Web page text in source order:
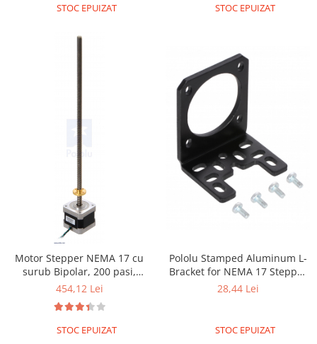
STOC EPUIZAT STOC EPUIZAT
Motor Stepper NEMA 17 cu
surub Bipolar, 200 pasi,
42×38mm, 2.8V, 1.7 A/Faza
454,12 Lei
STOC EPUIZAT
Pololu Stamped Aluminum L-
Bracket for NEMA 17 Stepper
Motors
28,44 Lei
STOC EPUIZAT